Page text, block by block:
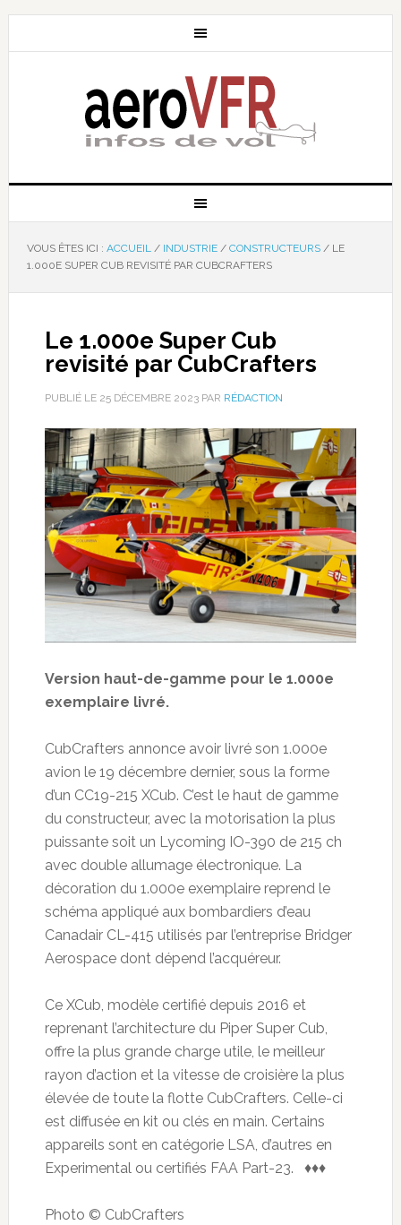
VOUS ÊTES ICI : ACCUEIL / INDUSTRIE / CONSTRUCTEURS /LE
1.000E SUPER CUB REVISITÉ PAR CUBCRAFTERS
Le 1.000e Super Cub
revisité par CubCrafters
PUBLIÉ LE 25 DÉCEMBRE 2023PAR RÉDACTION
Version haut-de-gamme pour le 1.000e
exemplaire livré.
CubCrafters annonce avoir livré son 1.000e
avion le 19 décembre dernier, sous la forme
d’un CC19-215 XCub. C’est le haut de gamme
du constructeur, avec la motorisation la plus
puissante soit un Lycoming IO-390 de 215 ch
avec double allumage électronique. La
décoration du 1.000e exemplaire reprend le
schéma appliqué aux bombardiers d’eau
Canadair CL-415 utilisés par l’entreprise Bridger
Aerospace dont dépend l’acquéreur.
Ce XCub, modèle certifié depuis 2016 et
reprenant l’architecture du Piper Super Cub,
offre la plus grande charge utile, le meilleur
rayon d’action et la vitesse de croisière la plus
élevée de toute la flotte CubCrafters. Celle-ci
est diffusée en kit ou clés en main. Certains
appareils sont en catégorie LSA, d’autres en
Experimental ou certifiés FAA Part-23. ♦♦♦
Photo © CubCrafters